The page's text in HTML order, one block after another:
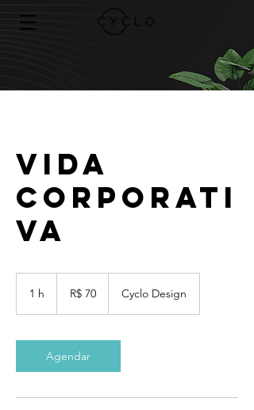
Vida
Corporati
va
1 h
brasileiros
R$ 70 Cyclo Design
Agendar